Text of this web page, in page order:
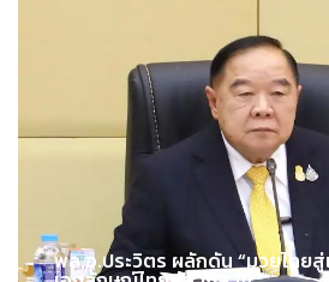
พล.อ.ประวิตร ผลักดัน “มวยไทยสู่